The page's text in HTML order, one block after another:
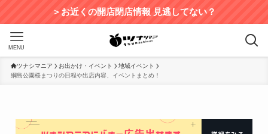
＞お近くの開店閉店情報 見逃してない？
MENU
ツナシマニア お出かけ・イベント
地域イベント
綱島公園桜まつりの日程や出店内容、イベントまとめ！